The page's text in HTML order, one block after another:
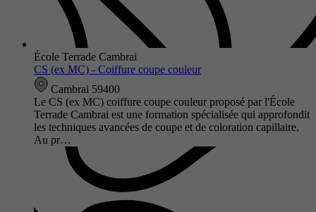
École Terrade Cambrai
CS (ex MC) - Coiffure coupe couleur
Cambrai 59400
Le CS (ex MC) coiffure coupe couleur proposé par l'École
Terrade Cambrai est une formation spécialisée qui approfondit
les techniques avancées de coupe et de coloration capillaire.
Au pr…